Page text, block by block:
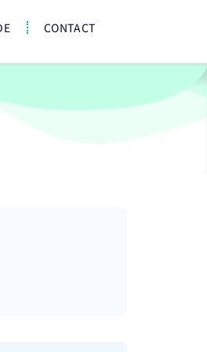
CONTACT